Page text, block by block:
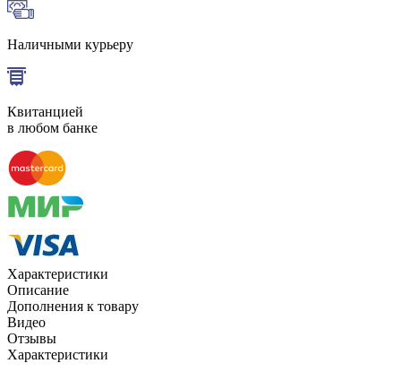
Наличными курьеру
Квитанцией
в любом банке
Характеристики
Описание
Дополнения к товару
Видео
Отзывы
Характеристики